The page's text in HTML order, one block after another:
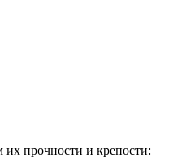
их прочности и крепости: